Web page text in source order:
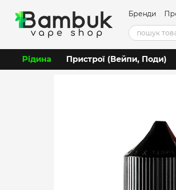
Бренди
Угода
Рідина Пристрої (Вейпи, Поди)